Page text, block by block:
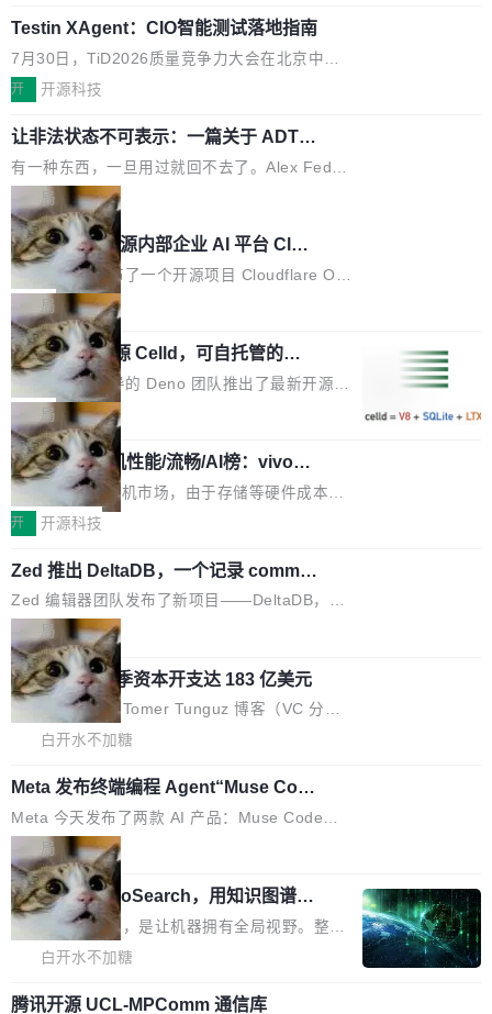
XML、没有拦截器注册、没有样板配置。 资源
文件的约定 把文件放到 resources/i18n/ 下： r
据修改操作、完整的表结构管理与分区演进，以
及 rewrite_data_files、expire_snapshots 等日
常维护操作，并完整支持 Iceberg V3 格式。
Testin XAgent：CIO智能测试落地指南
7月30日，TiD2026质量竞争力大会在北京中关
村国家自主创新示范区会议中心开幕。本届大会
“智构可信·质创未来——AI原生时代的质量新范
式”为主题，直面AI从实验室走向规模化产业落地
的核心质量命题。会上，《2026智能研发生产力
工具选型手册》发布，Testin云测的Testin XAge
nt智能测试系统入选AI测试领域代表产品。对CI
O而言，这提示了一个转变：AI测试正在从效率
工具升级为企业的质量基础设施。 CIO面对的新
现实 过去两年，CIO们的焦虑清单上多了两项：
一是如何让大模型和智能体应用安全地从PoC走
向生产，二是如何让测试团队跟得上AI应用...
开 开源科技
让非法状态不可表示：一篇关于 ADT
的帖子在 Reddit 火了
有一种东西，一旦用过就回不去了。Alex Fedos
eev 管它叫"软件设计的基石"。 他说的东西不新
鲜——代数数据类型（ADT），尤其是和类型
（sum type）。但他说清楚了一件事：这不是类
型系统的学术体操，是日常编码的思维方式。 文
章从一个简单的例子切入。一个网站的深色主题
设置，如果用布尔值 + 可空字段来表示——bool
ean 表示是否可切换，nullable 的默认模式、浅
色方案、深色方案——会产生大量无意义的组
合。方案缺了、配置冲突了、全 null 了。要知道
哪些组合有效，作者说，你得靠"文档、校验、或
者部落知识"。 换个写法。Rust 的 enum，两个
变体：Switchable...
局
Cloudflare 开源内部企业 AI 平台 Clou
dflare OS
Cloudflare 发布了一个开源项目 Cloudflare O
S。如果你只看官方博客，你会觉得这是又一
个"AI 知识库 + 聊天机器人"——每个大厂都在
做，没什么新鲜的。 但 Kenton Varda 在 Twitte
r 上把事情说清楚了： 今天我们发布了 Cloudfla
re OS，一个带连接器的聊天机器人，跟其他所
有科技公司做的一样。只不过，实际上它不一
样。这是 Sandstorm.io 的重制版，我十年前的
那个创业公司。不同的是，这次它构建在 Cloudf
lare Workers 上——我花了九年时间搭建的平台
——并且深度集成了 AI。这基本上是我十年秘密
计划的顶峰。 十年前，Ken...
局
Deno 团队开源 Celld，可自托管的分
布式 Durable Objects
Ryan Dahl 领导的 Deno 团队推出了最新开源项
目 Celld，一个能在自己机器上运行 Cloudflare
Workers 和 Durable Objects 的守护进程。 设
计思路很直接：每个对象是一个独立的 SQLite
数据库，按名称寻址，复制到你自己的 S3 兼容
存储库里。节点之间只通过这个存储库协调——
没有控制平面，没有共识协议。每个对象自带一
个小型数据库，应用天然按分片构建，单个数据
库的竞争和爆炸半径问题在设计层面就被消除
了。 闲置的 cell 会休眠到几乎不占资源。当 cel
l 迁移或唤醒时，新宿主从 S3 恢复 SQLite 数据
库继续执行。存储库是持久化的唯一真相...
局
鲁大师7月新机性能/流畅/AI榜：vivo夺
性能、流畅双第一，三星Galaxy Z系列
新折叠缺席
2026年7月的手机市场，由于存储等硬件成本暴
增，手机厂商的日子也不好过啊，新机速度明显
高价的三星折叠（三星Galaxy Z Fold8 Ultra / Z
Fold8 / Z Flip8）外，其余要么是中低端机器，
例如iQOO Z11i、REDMI Note 17、REDMI No
te 17 Pro、OPPO K15，要么是vivo X300 E这
样的次旗舰。 Galaxy Z Fold8 Ultra / Z Fold8 /
Z Flip8三款折叠屏新机均在7月22日发布，且全
部搭载骁龙8 Elite Gen5 for Galaxy，它们本该
开 开源科技
Zed 推出 DeltaDB，一个记录 commit
之间所有操作的版本控制系统
Zed 编辑器团队发布了新项目——DeltaDB，一
个在 git commit 之间记录每一次编辑操作的版
本控制系统。目前处于 Early Access 阶段。 De
ltaDB 的核心思路直接写在 landing page 最显
眼的位置：「Software is made between com
mits」——软件是在 commit 之间写出来的。git
——打字、删改、试错、agent 对话——都在 co
mmit 之间的空隙里丢失了。 DeltaDB 要做的就
是把这段空隙补上。 回退到任何一次编辑：Delt
aDB 捕获 commit 之间的每一次操作，...
局
SpaceXAI 单季资本开支达 183 亿美元
根据风险投资人Tomer Tunguz 博客（VC 分
析）披露的最新分析与第二季度业绩报告，Spac
元。其中，绝大部分资金被直接用于 AI 领域，
金额高达158.3亿美元，这一单项投入已经逼近
微软同期总资本开支的四成。 与亚马逊、Alpha
bet、微软以及 Meta 等传统科技巨头相比，Spa
ceXAI的资金消耗速度尤为引人瞩目。然而，支
撑庞大支出的资金来源却呈现出截然不同的面
貌。数据显示，微软和 Meta 主要依托充沛的经
别达到155% 和106%;而SpaceXAI的经营现金
白开水不加糖
Meta 发布终端编程 Agent“Muse Cod
e” 和 Muse Spark 1.2 模型
Meta 今天发布了两款 AI 产品：Muse Code，
一个在终端里运行的编程 agent；Muse Spark
1.2，驱动这个 agent 的新模型。一句话概括：
你可以用 curl -fsSL https://dev.meta.ai/install.
sh | bash 安装一个能在大项目里自动规划、写
代码、验证结果的 AI 终端工具。 据介绍，Muse
已有的终端编程 agent 在设计理念上有几个明显
局
美团开源 LoHoSearch，用知识图谱校
准 AI 能力认知
机器出题的前提，是让机器拥有全局视野。整个
构建流程可以分为四个环节：建图 → 控制难度
白开水不加糖
腾讯开源 UCL-MPComm 通信库